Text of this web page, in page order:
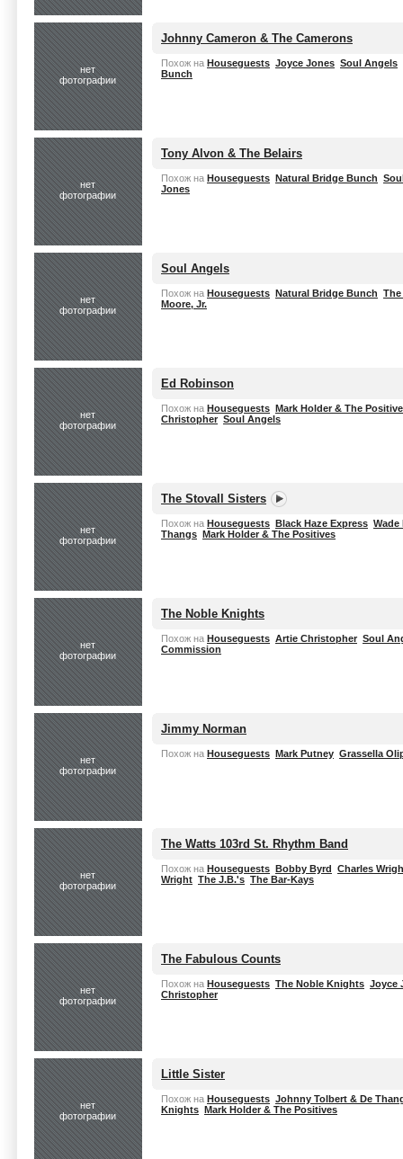
нет
фотографии
Johnny Cameron & The Camerons
Похож на Houseguests Joyce Jones Soul Angels
Bunch
нет
фотографии
Tony Alvon & The Belairs
Похож на Houseguests Natural Bridge Bunch
Jones
нет
фотографии
Soul Angels
Похож на Houseguests Natural Bridge Bunch The
Moore, Jr.
нет
фотографии
Ed Robinson
Похож на Houseguests Mark Holder & The
Christopher Soul Angels
нет
фотографии
The Stovall Sisters
Похож на Houseguests Black Haze Express Wade
Thangs Mark Holder & The Positives
нет
фотографии
The Noble Knights
Похож на Houseguests Artie Christopher Soul
Commission
нет
фотографии
Jimmy Norman
Похож на Houseguests Mark Putney Grassella
нет
фотографии
The Watts 103rd St. Rhythm Band
Похож на Houseguests Bobby Byrd Charles
Wright The J.B.'s The Bar-Kays
нет
фотографии
The Fabulous Counts
Похож на Houseguests The Noble Knights Joyce
Christopher
нет
фотографии
Little Sister
Похож на Houseguests Johnny Tolbert & De
Knights Mark Holder & The Positives